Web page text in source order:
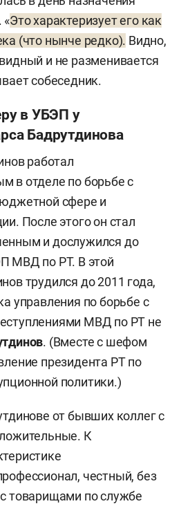
«Это характеризует его как
(что нынче редко). Видно,
и не разменивается
собеседник.
в УБЭП у
Бадрутдинова
работал
в отделе по борьбе с
сфере и
После этого он стал
и дослужился до
МВД по РТ. В этой
трудился до 2011 года,
управления по борьбе с
МВД по РТ не
. (Вместе с шефом
президента РТ по
политики.)
от бывших коллег с
К
честный, без
товарищами по службе